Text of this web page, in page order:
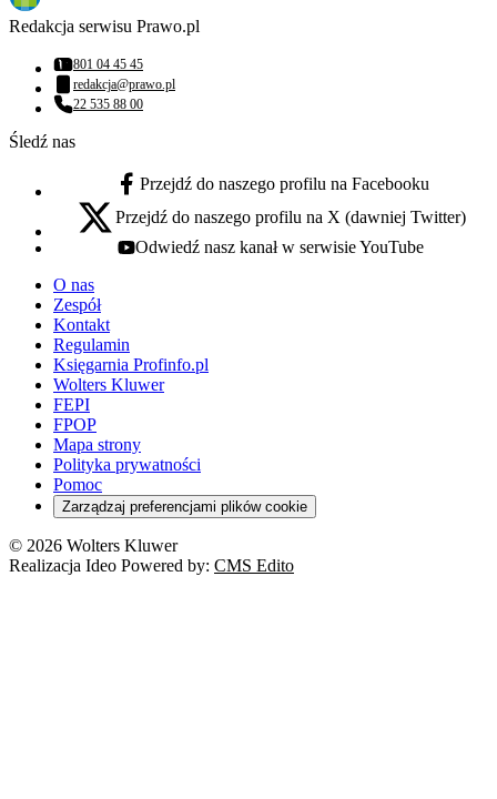
Redakcja serwisu Prawo.pl
Numer telefonu:
801 04 45 45
Adres email:
redakcja@prawo.pl
Numer telefonu:
22 535 88 00
Śledź nas
facebook - otwiera się w nowej karcie
Przejdź do naszego profilu na Facebooku
x - otwiera się w nowej karcie
Przejdź do naszego profilu na X (dawniej Twitter)
youtube - otwiera się w nowej karcie
Odwiedź nasz kanał w serwisie YouTube
O nas
Zespół
Kontakt
Regulamin
Księgarnia Profinfo.pl
Wolters Kluwer
FEPI
FPOP
Mapa strony
Polityka prywatności
Pomoc
Zarządzaj preferencjami plików cookie
© 2026 Wolters Kluwer
Realizacja Ideo Powered by: CMS Edito